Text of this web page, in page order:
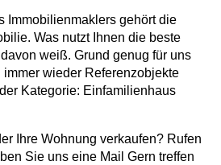
Immobilienmaklers gehört die
Was nutzt Ihnen die beste
weiß. Grund genug für uns
immer wieder Referenzobjekte
Kategorie: Einfamilienhaus
Ihre Wohnung verkaufen? Rufen
Sie uns eine Mail Gern treffen